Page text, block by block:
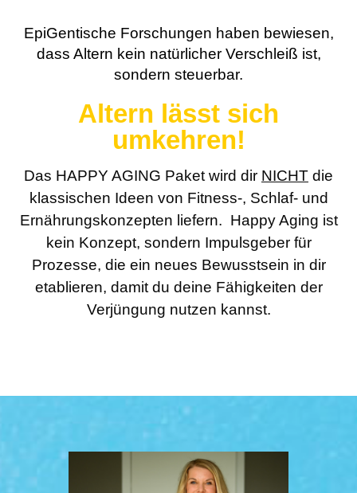
EpiGentische Forschungen haben bewiesen,
dass Altern kein natürlicher Verschleiß ist,
sondern steuerbar.
Altern lässt sich
umkehren!
Das HAPPY AGING Paket wird dir NICHT die
klassischen Ideen von Fitness-, Schlaf- und
Ernährungskonzepten liefern. Happy Aging ist
kein Konzept, sondern Impulsgeber für
Prozesse, die ein neues Bewusstsein in dir
etablieren, damit du deine Fähigkeiten der
Verjüngung nutzen kannst.